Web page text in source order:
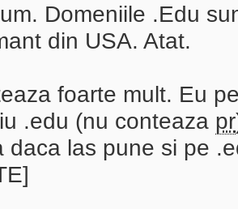
Domeniile .Edu
din USA. Atat.
foarte mult. Eu
.edu (nu conteaza pr
daca las pune si pe